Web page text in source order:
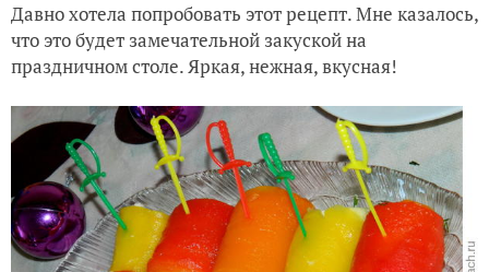
Давно хотела попробовать этот рецепт. Мне казалось,
что это будет замечательной закуской на
праздничном столе. Яркая, нежная, вкусная!